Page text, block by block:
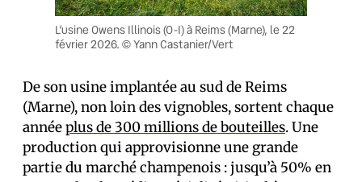
L’usine Owens Illinois (O-I) à Reims (Marne), le 22
février 2026. © Yann Castanier/Vert
De son usine implantée au sud de Reims
(Marne), non loin des vignobles, sortent chaque
annéeplus de 300 millions de bouteilles. Une
production qui approvisionne une grande
partie du marché champenois : jusqu’à 50% en